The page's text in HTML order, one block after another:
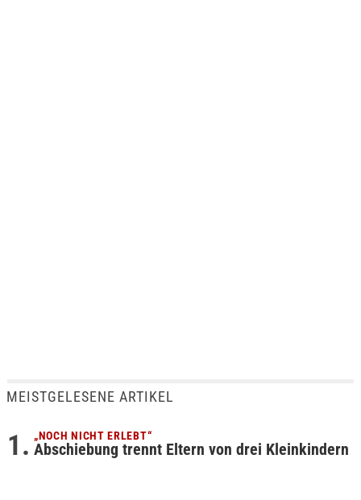
MEISTGELESENE ARTIKEL
„NOCH NICHT ERLEBT“
Abschiebung trennt Eltern von drei Kleinkindern